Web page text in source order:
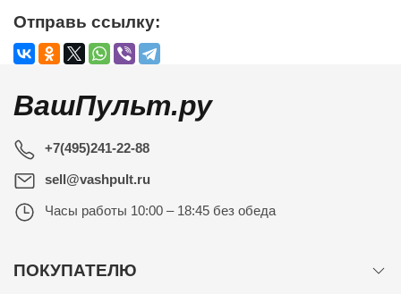
Отправь ссылку:
ВашПульт.ру
+7(495)241-22-88
sell@vashpult.ru
Часы работы 10:00 – 18:45 без обеда
ПОКУПАТЕЛЮ